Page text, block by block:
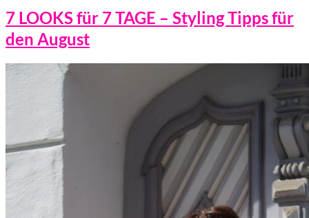
7 LOOKS für 7 TAGE – Styling Tipps für
den August